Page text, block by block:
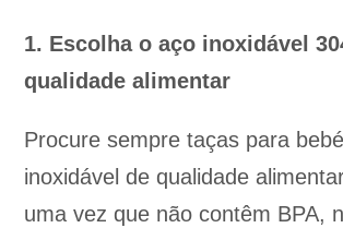
1. Escolha o aço inoxidável
qualidade alimentar
Procure sempre taças para
inoxidável de qualidade
uma vez que não contêm BPA,